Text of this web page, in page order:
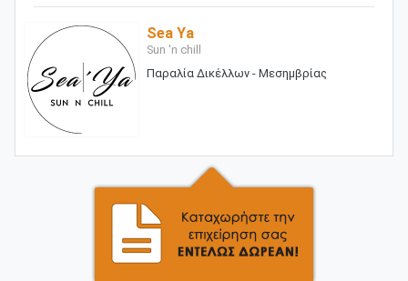
Sea Ya
Sun 'n chill
Παραλία Δικέλλων - Μεσημβρίας